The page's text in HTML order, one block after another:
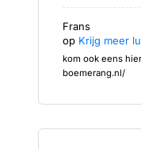
Frans
op Krijg meer
kom ook eens
boemerang.nl/